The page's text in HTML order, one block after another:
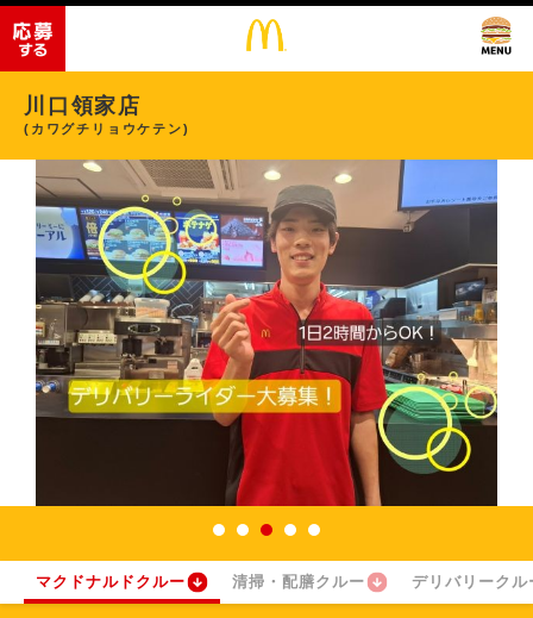
川口領家店
(カワグチリョウケテン)
マクドナルドクルー 清掃・配膳クルー デリバリークル